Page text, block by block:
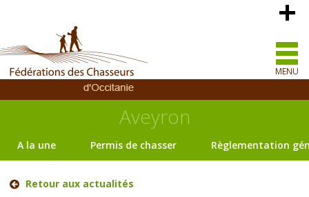
MENU
Aveyron
A la une Permis de chasser Règlementation
Retour aux actualités